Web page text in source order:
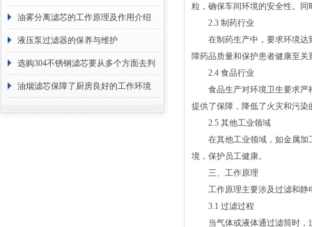
油雾分离滤芯的工作原理及作用介绍
液压泵过滤器的保养与维护
选购304不锈钢滤芯要从多个方面去判
断
油烟滤芯保障了厨房良好的工作环境
粒，确保车间环境的安全性。
2.3 制药行业
在制药生产中，要求环境达到
障药品质量和保护患者健康至关
2.4 食品行业
食品生产对环境卫生要求严格
提供了保障，降低了火灾和污染
2.5 其他工业领域
在其他工业领域，如金属加工
境，保护员工健康。
三、工作原理
工作原理主要涉及过滤和静
3.1 过滤过程
当气体或液体通过滤筒时，过